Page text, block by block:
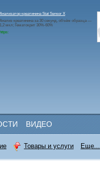
Анализатор креатинина Stat Sensor X
Анализ креатинина за 30 секунд, объём образца —
1,2 мкл; Гематокрит 30%-60%
https:
ВИДЕО
Товары и услуги Еще...